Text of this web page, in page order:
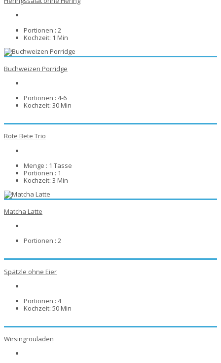
Portionen : 2
Kochzeit: 1 Min
Buchweizen Porridge
Portionen : 4-6
Kochzeit: 30 Min
Rote Bete Trio
Menge : 1 Tasse
Portionen : 1
Kochzeit: 3 Min
Matcha Latte
Portionen : 2
Spätzle ohne Eier
Portionen : 4
Kochzeit: 50 Min
Wirsingrouladen